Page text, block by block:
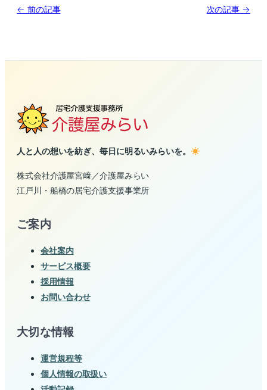
← 前の記事 次の記事 →
人と人の想いを紡ぎ、毎日に明るいみらいを。
株式会社介護屋宮﨑／介護屋みらい
江戸川・船橋の居宅介護支援事業所
ご案内
会社案内
サービス概要
採用情報
お問い合わせ
大切な情報
運営規程等
個人情報の取扱い